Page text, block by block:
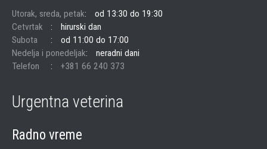
Utorak, sreda, petak
od 13:30 do 19:30
Cetvrtak
hirurski dan
Subota
od 11:00 do 17:00
Nedelja i ponedeljak
neradni dani
Telefon
+381 66 240 373
Urgentna veterina
Radno vreme